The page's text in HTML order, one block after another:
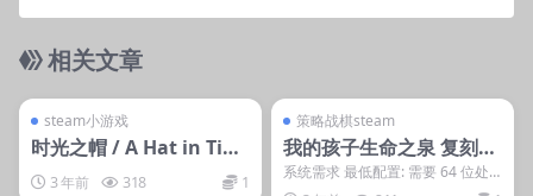
相关文章
steam小游戏
时光之帽 / A Hat in Tim
e 3 年前 318 1
策略战棋steam
我的孩子生命之泉 复刻版
丨My Child Lebensborn
系统需求 最低配置: 需要 64 位处
理器和操作系统 操作系统: Windo